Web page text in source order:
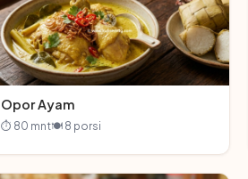
Opor Ayam
⏱ 80 mnt🍽 8 porsi